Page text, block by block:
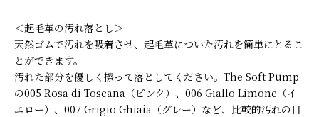
＜起毛革の汚れ落とし＞
天然ゴムで汚れを吸着させ、起毛革についた汚れを簡単にとるこ
とができます。
汚れた部分を優しく擦って落としてください。The Soft Pump
の005 Rosa di Toscana（ピンク）、006 Giallo Limone（イ
エロー）、007 Grigio Ghiaia（グレー）など、比較的汚れの目